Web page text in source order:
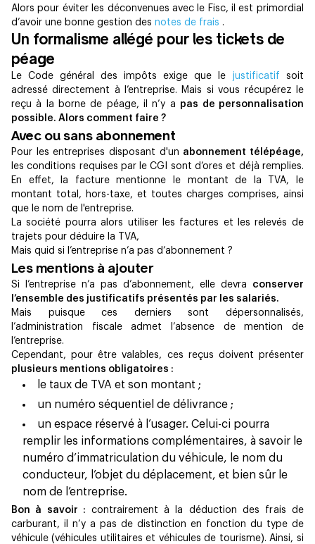
Alors pour éviter les déconvenues avec le Fisc, il est primordial
d’avoir une bonne gestion des notes de frais .
Un formalisme allégé pour les tickets de
péage
Le Code général des impôts exige que le justificatif soit
adressé directement à l’entreprise. Mais si vous récupérez le
reçu à la borne de péage, il n’y a pas de personnalisation
possible. Alors comment faire ?
Avec ou sans abonnement
Pour les entreprises disposant d'un abonnement télépéage,
les conditions requises par le CGI sont d’ores et déjà remplies.
En effet, la facture mentionne le montant de la TVA, le
montant total, hors-taxe, et toutes charges comprises, ainsi
que le nom de l'entreprise.
La société pourra alors utiliser les factures et les relevés de
trajets pour déduire la TVA,
Mais quid si l’entreprise n’a pas d’abonnement ?
Les mentions à ajouter
Si l’entreprise n’a pas d’abonnement, elle devra conserver
l’ensemble des justificatifs présentés par les salariés.
Mais puisque ces derniers sont dépersonnalisés,
l’administration fiscale admet l’absence de mention de
l’entreprise.
Cependant, pour être valables, ces reçus doivent présenter
plusieurs mentions obligatoires :
le taux de TVA et son montant ;
un numéro séquentiel de délivrance ;
un espace réservé à l’usager. Celui-ci pourra
remplir les informations complémentaires, à savoir le
numéro d’immatriculation du véhicule, le nom du
conducteur, l’objet du déplacement, et bien sûr le
nom de l’entreprise.
Bon à savoir : contrairement à la déduction des frais de
carburant, il n’y a pas de distinction en fonction du type de
véhicule (véhicules utilitaires et véhicules de tourisme). Ainsi, si